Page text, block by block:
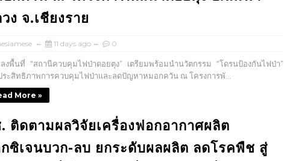
ง จ.เชียงราย
11 days ago 0
งพื้นที่ “สถานีควบคุมไฟป่าดอยตุง” เตรียมพร้อมนำนวัตกรรม “โดรนป้องกันไฟป่า”
ระสิทธิภาพการควบคุมไฟป่าและลดปัญหาหมอกควัน ณ โครงการพั...
More »
ติดตามผลวิจัยเครื่องฟอกอากาศผลิต
ซิเจนบวก-ลบ ยกระดับผลผลิต ลดโรคพืช สู่